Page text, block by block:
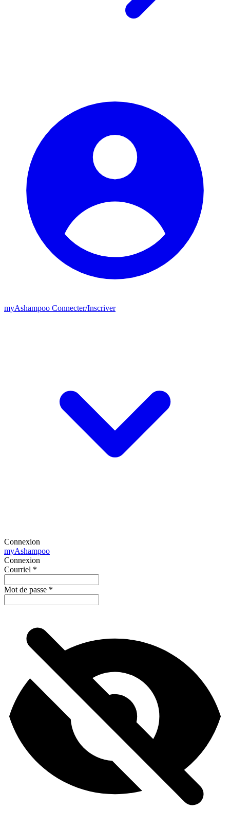
myAshampoo Connecter/Inscriver
Connexion
myAshampoo
Connexion
Courriel *
Mot de passe *